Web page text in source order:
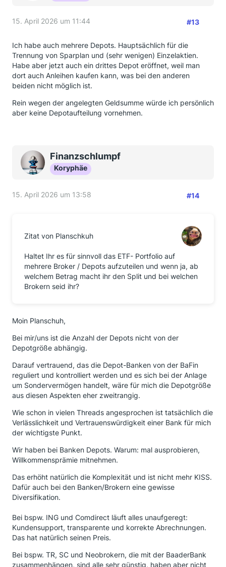
15. April 2026 um 11:44 #13
Ich habe auch mehrere Depots. Hauptsächlich für die
Trennung von Sparplan und (sehr wenigen) Einzelaktien.
Habe aber jetzt auch ein drittes Depot eröffnet, weil man
dort auch Anleihen kaufen kann, was bei den anderen
beiden nicht möglich ist.
Rein wegen der angelegten Geldsumme würde ich persönlich
aber keine Depotaufteilung vornehmen.
Finanzschlumpf
Koryphäe
15. April 2026 um 13:58 #14
Zitat von Planschkuh
Haltet Ihr es für sinnvoll das ETF- Portfolio auf
mehrere Broker / Depots aufzuteilen und wenn ja, ab
welchem Betrag macht ihr den Split und bei welchen
Brokern seid ihr?
Moin Planschuh,
Bei mir/uns ist die Anzahl der Depots nicht von der
Depotgröße abhängig.
Darauf vertrauend, das die Depot-Banken von der BaFin
reguliert und kontrolliert werden und es sich bei der Anlage
um Sondervermögen handelt, wäre für mich die Depotgröße
aus diesen Aspekten eher zweitrangig.
Wie schon in vielen Threads angesprochen ist tatsächlich die
Verlässlichkeit und Vertrauenswürdigkeit einer Bank für mich
der wichtigste Punkt.
Wir haben bei Banken Depots. Warum: mal ausprobieren,
Willkommensprämie mitnehmen.
Das erhöht natürlich die Komplexität und ist nicht mehr KISS.
Dafür auch bei den Banken/Brokern eine gewisse
Diversifikation.
Bei bspw. ING und Comdirect läuft alles unaufgeregt:
Kundensupport, transparente und korrekte Abrechnungen.
Das hat natürlich seinen Preis.
Bei bspw. TR, SC und Neobrokern, die mit der BaaderBank
zusammenhängen, sind alle sehr günstig, haben aber nicht